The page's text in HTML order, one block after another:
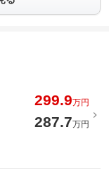
299.9万円
287.7万円